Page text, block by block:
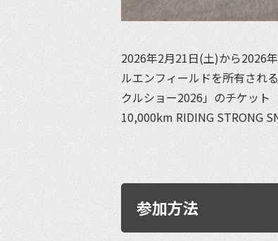
2026年2月21日(土)から2026
ルエンフィールドを所有され
クルショー2026」のチケット
10,000km RIDING STRONG
参加方法